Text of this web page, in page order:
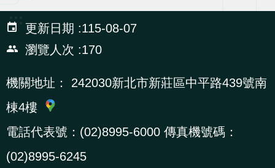
:::
更新日期
115-08-07
瀏覽人次
170
機關地址：
242030新北市新莊區中平路439號南
棟4樓
電話代表號：(02)8995-6000 傳真機號碼：
(02)8995-6245